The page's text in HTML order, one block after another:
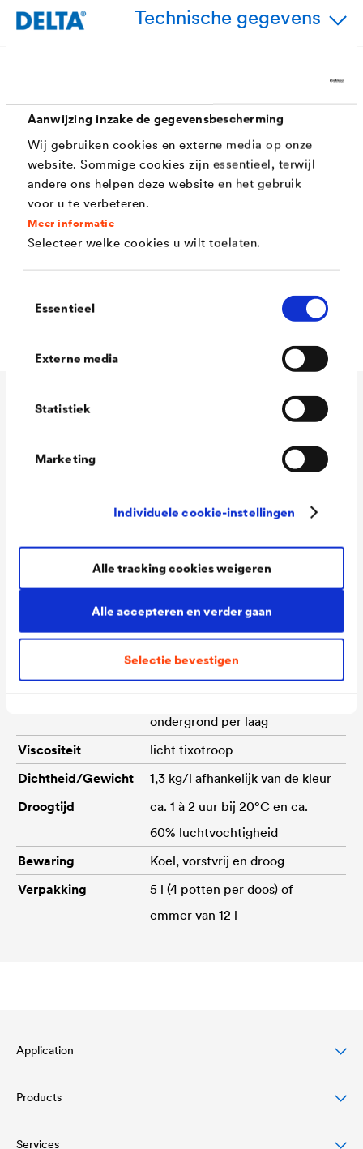
Aanwijzing inzake de gegevensbescherming
Wij gebruiken cookies en externe media op onze
website. Sommige cookies zijn essentieel, terwijl
andere ons helpen deze website en het gebruik
voor u te verbeteren.
Meer informatie
Selecteer welke cookies u wilt toelaten.
Essentieel
Externe media
Statistiek
Marketing
Individuele cookie-instellingen
Alle accepteren en verder gaan
Selectie bevestigen
Alle tracking cookies weigeren
Technische gegevens
Toepassing
DELTA® -ROOFCOAT hecht zich aan betonnen
dakpannen, vezelcement-, dak- en golfplaten, aan
onderdakfolies, gevels in vezelcement en kunststoffen
(hard PVC).
spuiten.
Technische gegevens
met Cleanprotector,
rood 3990, dakpanrood 3991,
klassiek rood 3993, leigrijs
7991, donkerbruin 8991,
turfbruin 8993, antraciet 9990
vermogen
ca. 5-7 m²/l afhankelijk van het
absorptievermogen van de
ondergrond per laag
Viscositeit
licht tixotroop
Dichtheid/Gewicht
1,3 kg/l afhankelijk van de kleur
Droogtijd
ca. 1 à 2 uur bij 20°C en ca.
60% luchtvochtigheid
Bewaring
Koel, vorstvrij en droog
Verpakking
5 l (4 potten per doos) of
emmer van 12 l
Application
Bescherming van hellende daken
Gevel bescherming en design
Products
Services